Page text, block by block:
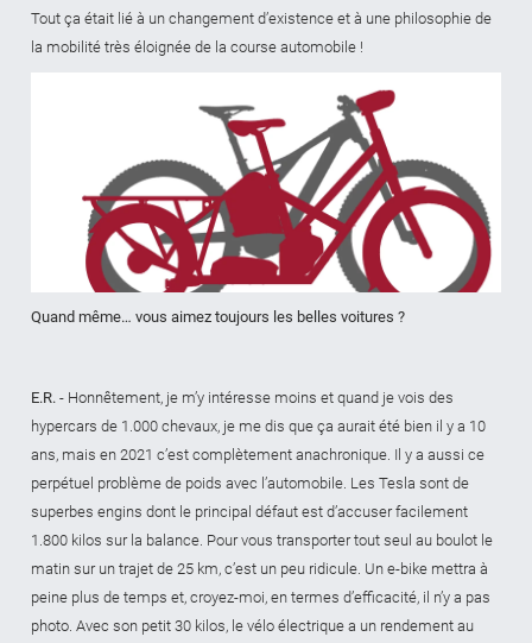
Tout ça était lié à un changement d’existence et à une philosophie de
la mobilité très éloignée de la course automobile !
Quand même… vous aimez toujours les belles voitures ?
E.R. - Honnêtement, je m’y intéresse moins et quand je vois des
hypercars de 1.000 chevaux, je me dis que ça aurait été bien il y a 10
ans, mais en 2021 c’est complètement anachronique. Il y a aussi ce
perpétuel problème de poids avec l’automobile. Les Tesla sont de
superbes engins dont le principal défaut est d’accuser facilement
1.800 kilos sur la balance. Pour vous transporter tout seul au boulot le
matin sur un trajet de 25 km, c’est un peu ridicule. Un e-bike mettra à
peine plus de temps et, croyez-moi, en termes d’efficacité, il n’y a pas
photo. Avec son petit 30 kilos, le vélo électrique a un rendement au